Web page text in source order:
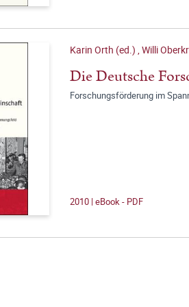
Karin Orth (ed.) ,Willi
Die Deutsche
Forschungsförderung im
2010 | eBook - PDF